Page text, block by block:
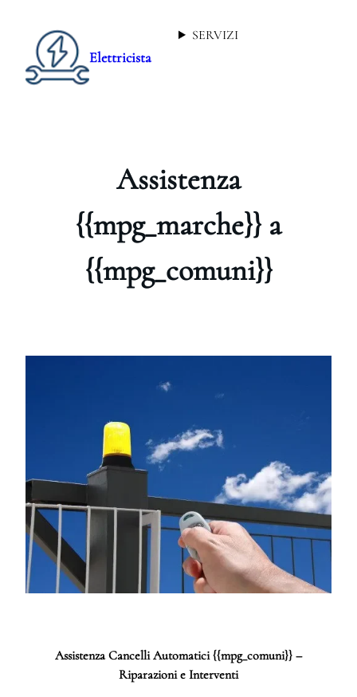
Elettricista
SERVIZI
Assistenza
{{mpg_marche}} a
{{mpg_comuni}}
Assistenza Cancelli Automatici {{mpg_comuni}} –
Riparazioni e Interventi